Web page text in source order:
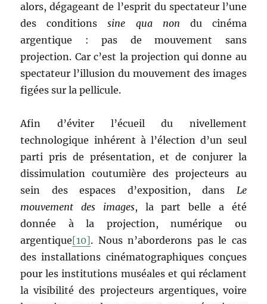
alors, dégageant de l’esprit du spectateur l’une
des conditionssine qua non du cinéma
argentique : pas de mouvement sans
projection. Car c’est la projection qui donne au
spectateur l’illusion du mouvement des images
figées sur la pellicule.
Afin d’éviter l’écueil du nivellement
technologique inhérent à l’élection d’un seul
parti pris de présentation, et de conjurer la
dissimulation coutumière des projecteurs au
sein des espaces d’exposition, dans Le
mouvement des images, la part belle a été
donnée à la projection, numérique ou
argentique[10]. Nous n’aborderons pas le cas
des installations cinématographiques conçues
pour les institutions muséales et qui réclament
la visibilité des projecteurs argentiques, voire